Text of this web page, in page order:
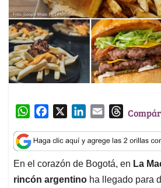
W
a
t
s
A
c
e
b
o
n
k
e
d
a
i
l
T
r
e
a
d
En el corazón de Bogotá, en La
rincón argentino ha llegado para